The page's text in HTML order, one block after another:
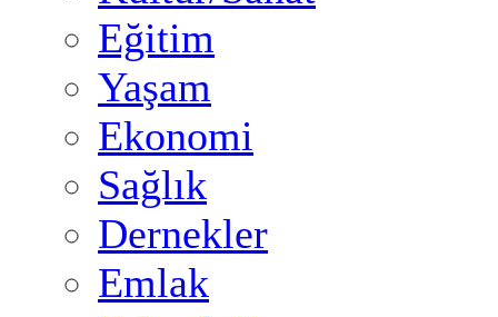
Eğitim
Yaşam
Ekonomi
Sağlık
Dernekler
Emlak